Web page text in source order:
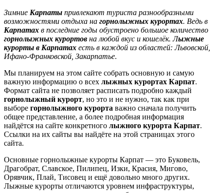
Зимние Карпаты привлекают туриста разнообразными
возможностями отдыха на горнолыжных курортах. Ведь в
Карпатах в последние годы обустроено большое количество
горнолыжных курортов на любой вкус и кошелёк. Лыжные
курорты в Карпатах есть в каждой из областей: Львовской,
Ифано-Франковской, Закарпатье.
Мы планируем на этом сайте собрать основную и самую
важную информацию о всех лыжных курортах Карпат.
Формат сайта не позволяет расписать подробно каждый
горнолыжный курорт, но это и не нужно, так как при
выборе горнолыжного курорта важно сначала получить
общее представление, а более подробная информация
найдётся на сайте конкретного лыжного курорта Карпат.
Ссылки на их сайты вы найдёте на этой страницах этого
сайта.
Основные горнолыжные курорты Карпат — это Буковель,
Драгобрат, Славское, Пилипец, Изки, Красия, Мигово,
Орявчик, Плай, Тисовец и ещё довольно много других.
Лыжные курорты отличаются уровнем инфраструктуры,